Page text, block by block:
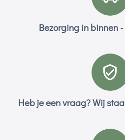
Bezorging in binnen
Heb je een vraag? Wij